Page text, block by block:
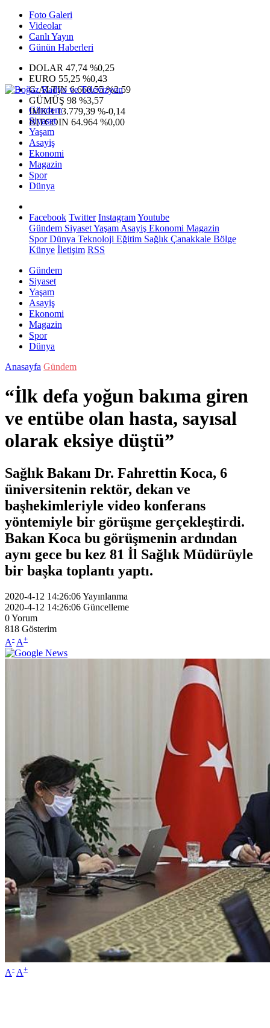
Foto Galeri
Videolar
Canlı Yayın
Günün Haberleri
DOLAR 47,74 %0,25
EURO 55,25 %0,43
G.ALTIN6.660,55 %2,59
GÜMÜŞ 98 %3,57
IMKB13.779,39 %-0,14
BITCOIN 64.964 %0,00
Gündem
Siyaset
Yaşam
Asayiş
Ekonomi
Magazin
Spor
Dünya
Facebook Twitter InstagramYoutube
Gündem SiyasetYaşam Asayiş Ekonomi Magazin
SporDünya Teknoloji Eğitim Sağlık Çanakkale Bölge
Künye İletişim RSS
Gündem
Siyaset
Yaşam
Asayiş
Ekonomi
Magazin
Spor
Dünya
Anasayfa Gündem
“İlk defa yoğun bakıma giren
ve entübe olan hasta, sayısal
olarak eksiye düştü”
Sağlık Bakanı Dr. Fahrettin Koca, 6
üniversitenin rektör, dekan ve
başhekimleriyle video konferans
yöntemiyle bir görüşme gerçekleştirdi.
Bakan Koca bu görüşmenin ardından
aynı gece bu kez 81 İl Sağlık Müdürüyle
bir başka toplantı yaptı.
2020-4-12 14:26:06Yayınlanma
2020-4-12 14:26:06 Güncelleme
0Yorum
818 Gösterim
A- A+
A- A+